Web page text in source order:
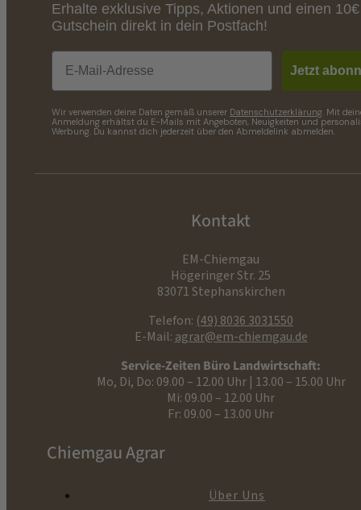
Erhalte exklusive Tipps, Aktionen und einen 10€
Gutschein direkt in dein Postfach!
Email
Jetzt
Wir verwenden deine Daten gemäß unserer Datenschutzerklärung. Mit
Anmeldung erhältst du E-Mails mit Angeboten, Neuigkeiten und
Werbung. Du kannst dich jederzeit über den Abmeldelink abmelden.
Kontakt
EM-Chiemgau
Högeringer Str. 25
83071 Stephanskirchen
Telefon: (49) 8036 3031550
E-Mail: agrar@em-chiemgau.de
Service-Zeiten Büro Landwirtschaft:
Mo, Di, Do: 09.00 – 12.00 Uhr | 13.00 – 15.00 Uhr
Mi: 09.00 – 12.00 Uhr
Fr: 09.00 – 13.00 Uhr
Chiemgau Agrar
Über Uns